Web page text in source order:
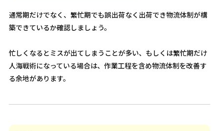
通常期だけでなく、繁忙期でも誤出荷なく出荷でき物流体制が構
築できているか確認しましょう。
忙しくなるとミスが出てしまうことが多い、もしくは繁忙期だけ
人海戦術になっている場合は、作業工程を含め物流体制を改善す
る余地があります。